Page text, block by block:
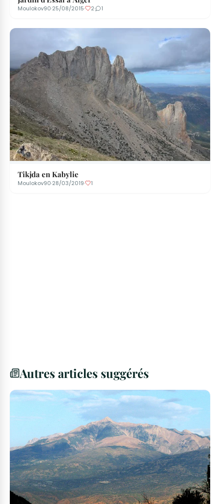
Moulokov90·25/08/2015· 2· 1
Tikjda en Kabylie
Moulokov90·28/03/2019· 1
Autres articles suggérés